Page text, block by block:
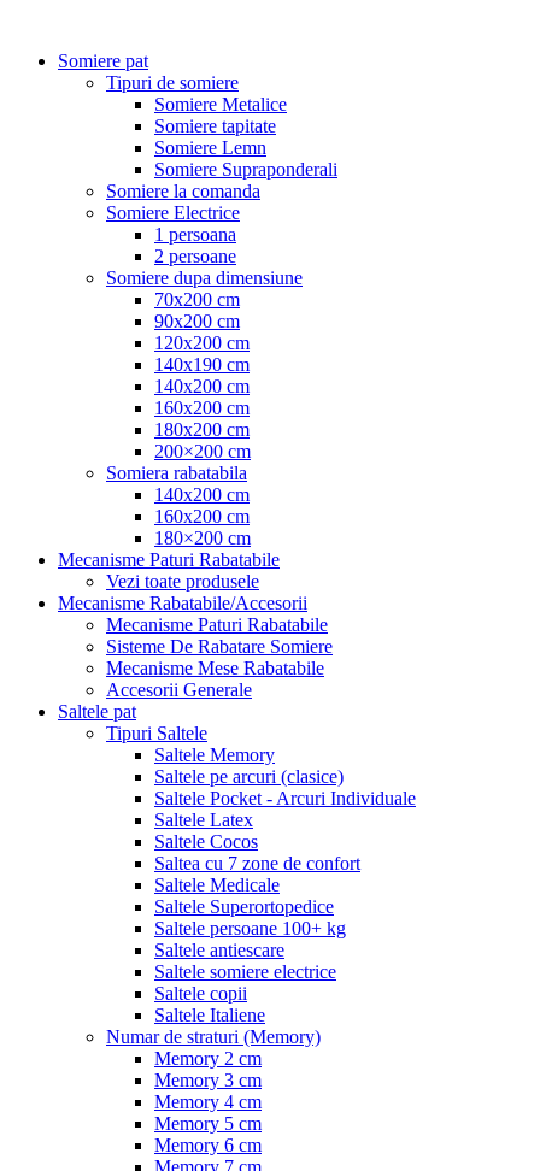
Somiere pat
Tipuri de somiere
Somiere Metalice
Somiere tapitate
Somiere Lemn
Somiere Supraponderali
Somiere la comanda
Somiere Electrice
1 persoana
2 persoane
Somiere dupa dimensiune
70x200 cm
90x200 cm
120x200 cm
140x190 cm
140x200 cm
160x200 cm
180x200 cm
200×200 cm
Somiera rabatabila
140x200 cm
160x200 cm
180×200 cm
Mecanisme Paturi Rabatabile
Vezi toate produsele
Mecanisme Rabatabile/Accesorii
Mecanisme Paturi Rabatabile
Sisteme De Rabatare Somiere
Mecanisme Mese Rabatabile
Accesorii Generale
Saltele pat
Tipuri Saltele
Saltele Memory
Saltele pe arcuri (clasice)
Saltele Pocket - Arcuri Individuale
Saltele Latex
Saltele Cocos
Saltea cu 7 zone de confort
Saltele Medicale
Saltele Superortopedice
Saltele persoane 100+ kg
Saltele antiescare
Saltele somiere electrice
Saltele copii
Saltele Italiene
Numar de straturi (Memory)
Memory 2 cm
Memory 3 cm
Memory 4 cm
Memory 5 cm
Memory 6 cm
Memory 7 cm